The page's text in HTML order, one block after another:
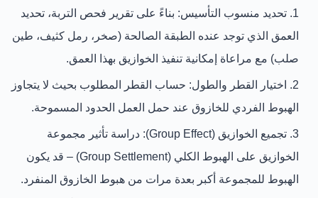
تحديد منسوب التأسيس: بناءً على تقرير فحص التربة، تحديد
العمق الذي توجد عنده الطبقة الصالحة (صخر، رمل كثيف، طين
صلب) مع مراعاة إمكانية تنفيذ الخوازيق بهذا العمق.
اختيار القطر والطول: حساب القطر المطلوب بحيث لا يتجاوز
الهبوط الفردي للخازوق عند حمل العمل الحدود المسموحة.
تجميع الخوازيق (Group Effect):
دراسة تأثير مجموعة
الخوازيق على الهبوط الكلي (Group Settlement) – قد يكون
الهبوط للمجموعة أكبر بعدة مرات من هبوط الخازوق المنفرد.